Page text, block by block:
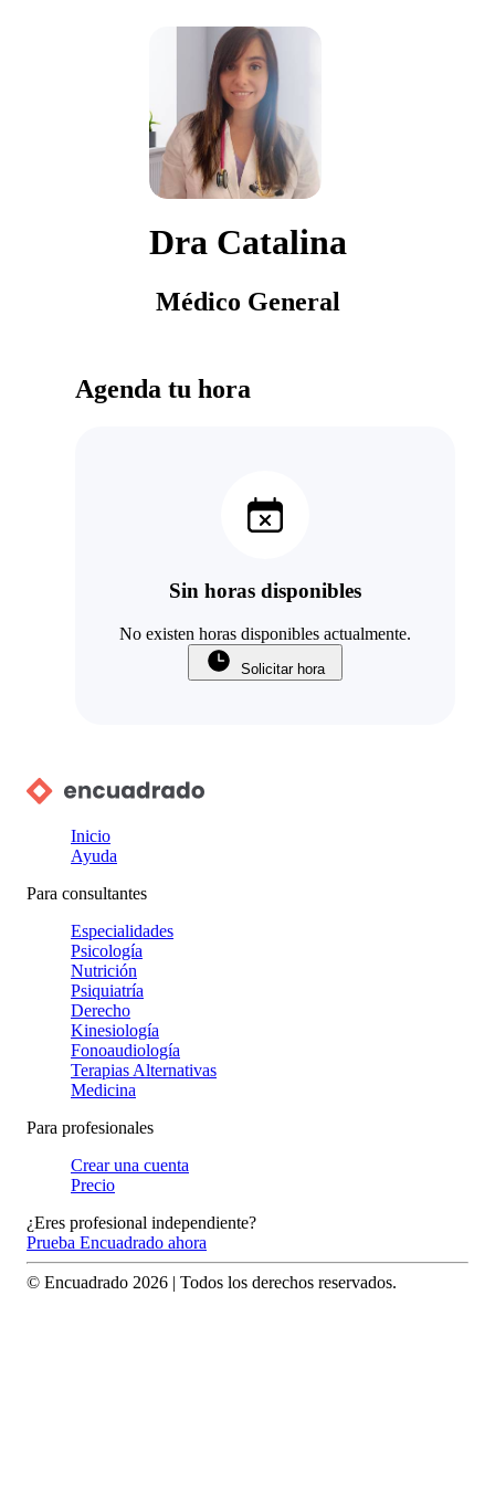
Dra Catalina
Médico General
Agenda tu hora
Sin horas disponibles
No existen horas disponibles actualmente.
Solicitar hora
Inicio
Ayuda
Para consultantes
Especialidades
Psicología
Nutrición
Psiquiatría
Derecho
Kinesiología
Fonoaudiología
Terapias Alternativas
Medicina
Para profesionales
Crear una cuenta
Precio
¿Eres profesional independiente?
Prueba Encuadrado ahora
© Encuadrado 2026 | Todos los derechos reservados.